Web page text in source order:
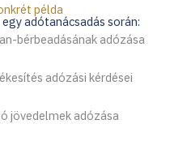
példa
adótanácsadás során:
bérbeadásának adózása
adózási kérdései
jövedelmek adózása